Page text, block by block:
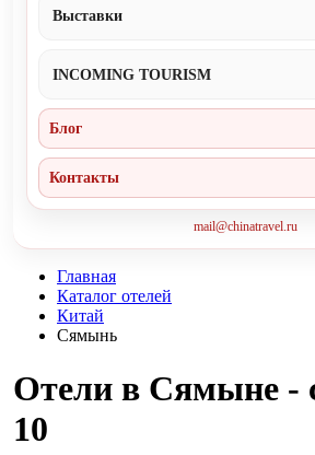
Выставки
INCOMING TOURISM
Блог
Контакты
mail@chinatravel.ru
Главная
Каталог отелей
Китай
Сямынь
Отели в Сямыне -
10